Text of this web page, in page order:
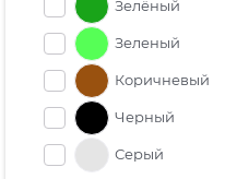
Зелёный
Зеленый
Коричневый
Черный
Серый